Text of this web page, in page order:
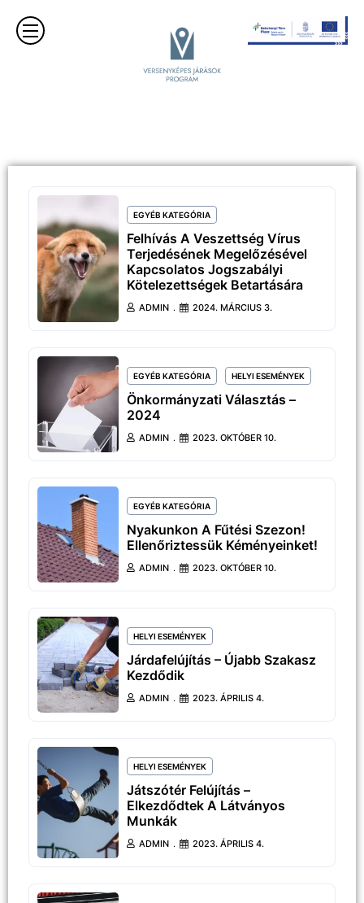
EGYÉB KATEGÓRIA
Felhívás A Veszettség Vírus
Terjedésének Megelőzésével
Kapcsolatos Jogszabályi
Kötelezettségek Betartására
ADMIN 2024. MÁRCIUS 3.
EGYÉB KATEGÓRIA HELYI ESEMÉNYEK
Önkormányzati Választás –
2024
ADMIN 2023. OKTÓBER 10.
EGYÉB KATEGÓRIA
Nyakunkon A Fűtési Szezon!
Ellenőriztessük Kéményeinket!
ADMIN 2023. OKTÓBER 10.
HELYI ESEMÉNYEK
Járdafelújítás – Újabb Szakasz
Kezdődik
ADMIN 2023. ÁPRILIS 4.
HELYI ESEMÉNYEK
Játszótér Felújítás –
Elkezdődtek A Látványos
Munkák
ADMIN 2023. ÁPRILIS 4.